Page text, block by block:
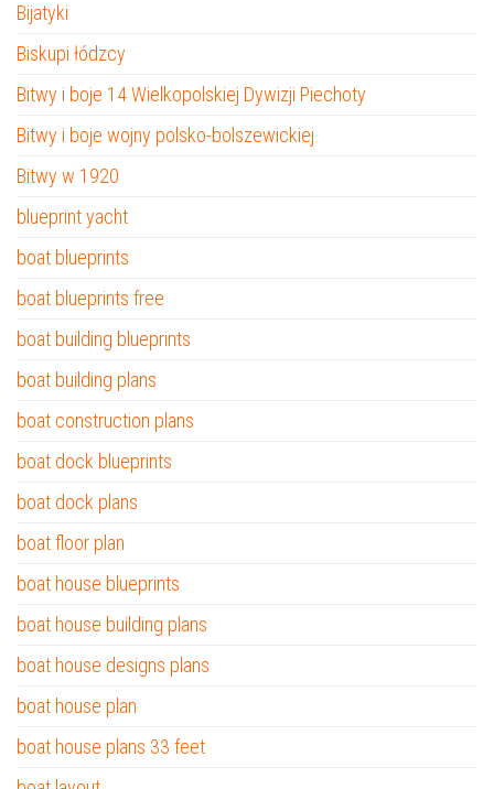
Bijatyki
Biskupi łódzcy
Bitwy i boje 14 Wielkopolskiej Dywizji Piechoty
Bitwy i boje wojny polsko-bolszewickiej
Bitwy w 1920
blueprint yacht
boat blueprints
boat blueprints free
boat building blueprints
boat building plans
boat construction plans
boat dock blueprints
boat dock plans
boat floor plan
boat house blueprints
boat house building plans
boat house designs plans
boat house plan
boat house plans 33 feet